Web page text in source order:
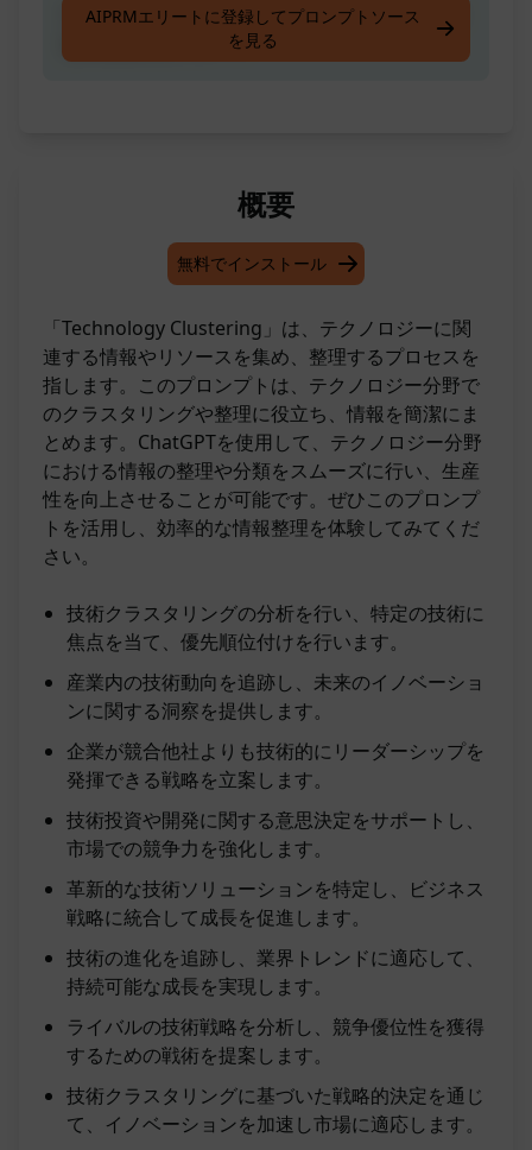
テクノロジーのクラスタリングを行い、効率的
な情報整理をサポート
AIPRMエリートに登録してプロンプトソース
を見る
概要
無料でインストール
「Technology Clustering」は、テクノロジーに関
連する情報やリソースを集め、整理するプロセスを
指します。このプロンプトは、テクノロジー分野で
のクラスタリングや整理に役立ち、情報を簡潔にま
とめます。ChatGPTを使用して、テクノロジー分野
における情報の整理や分類をスムーズに行い、生産
性を向上させることが可能です。ぜひこのプロンプ
トを活用し、効率的な情報整理を体験してみてくだ
さい。
技術クラスタリングの分析を行い、特定の技術に
焦点を当て、優先順位付けを行います。
産業内の技術動向を追跡し、未来のイノベーショ
ンに関する洞察を提供します。
企業が競合他社よりも技術的にリーダーシップを
発揮できる戦略を立案します。
技術投資や開発に関する意思決定をサポートし、
市場での競争力を強化します。
革新的な技術ソリューションを特定し、ビジネス
戦略に統合して成長を促進します。
技術の進化を追跡し、業界トレンドに適応して、
持続可能な成長を実現します。
ライバルの技術戦略を分析し、競争優位性を獲得
するための戦術を提案します。
技術クラスタリングに基づいた戦略的決定を通じ
て、イノベーションを加速し市場に適応します。